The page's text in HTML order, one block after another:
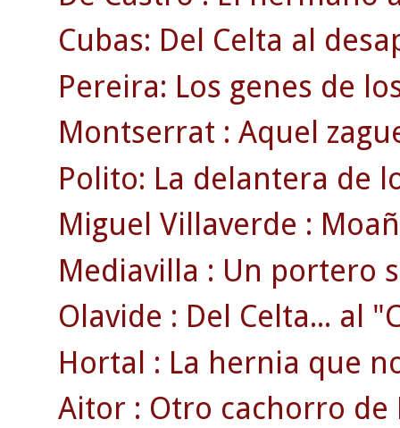
Cubas: Del Celta al
Pereira: Los genes de
Montserrat : Aquel
Polito: La delantera de
Miguel Villaverde :
Mediavilla : Un portero
Olavide : Del Celta... al
Hortal : La hernia que
Aitor : Otro cachorro de